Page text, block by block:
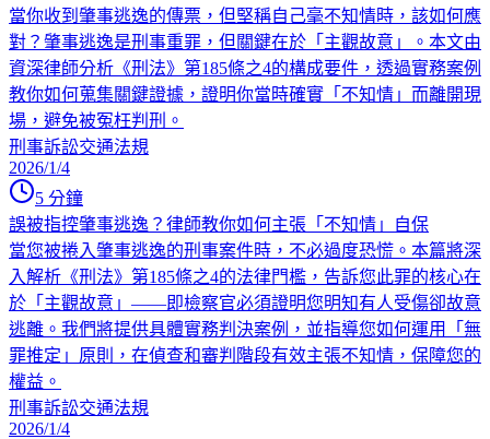
當你收到肇事逃逸的傳票，但堅稱自己毫不知情時，該如何應
對？肇事逃逸是刑事重罪，但關鍵在於「主觀故意」。本文由
資深律師分析《刑法》第185條之4的構成要件，透過實務案例
教你如何蒐集關鍵證據，證明你當時確實「不知情」而離開現
場，避免被冤枉判刑。
刑事訴訟交通法規
2026/1/4
5 分鐘
誤被指控肇事逃逸？律師教你如何主張「不知情」自保
當您被捲入肇事逃逸的刑事案件時，不必過度恐慌。本篇將深
入解析《刑法》第185條之4的法律門檻，告訴您此罪的核心在
於「主觀故意」——即檢察官必須證明您明知有人受傷卻故意
逃離。我們將提供具體實務判決案例，並指導您如何運用「無
罪推定」原則，在偵查和審判階段有效主張不知情，保障您的
權益。
刑事訴訟交通法規
2026/1/4